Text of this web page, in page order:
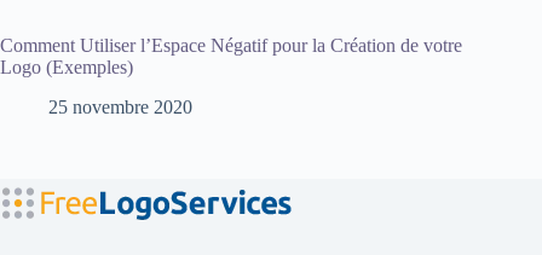
Comment Utiliser l’Espace Négatif pour la Création de votre
Logo (Exemples)
25 novembre 2020